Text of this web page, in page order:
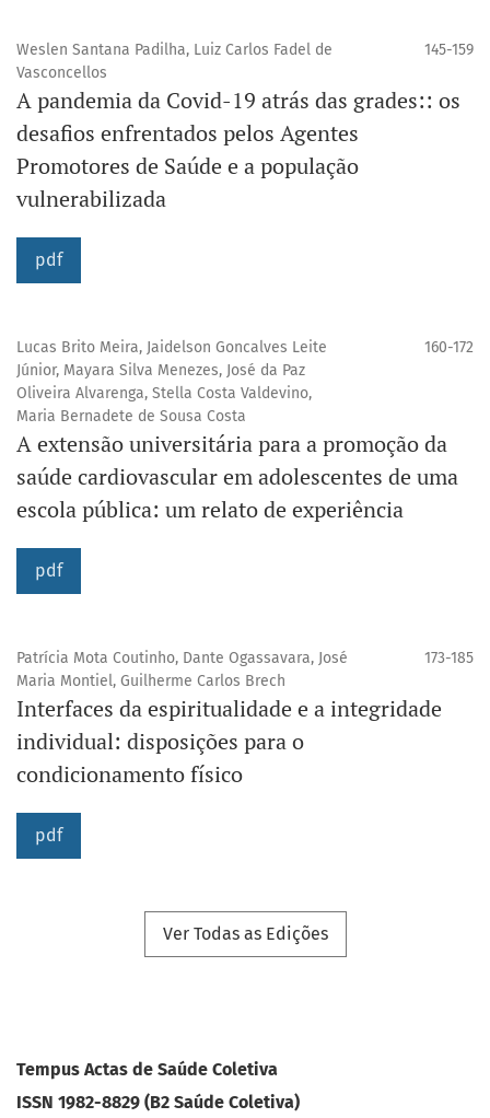
Weslen Santana Padilha, Luiz Carlos Fadel de
Vasconcellos
145-159
A pandemia da Covid-19 atrás das grades:: os
desafios enfrentados pelos Agentes
Promotores de Saúde e a população
vulnerabilizada
pdf
Lucas Brito Meira, Jaidelson Goncalves Leite
Júnior, Mayara Silva Menezes, José da Paz
Oliveira Alvarenga, Stella Costa Valdevino,
Maria Bernadete de Sousa Costa
160-172
A extensão universitária para a promoção da
saúde cardiovascular em adolescentes de uma
escola pública: um relato de experiência
pdf
Patrícia Mota Coutinho, Dante Ogassavara, José
Maria Montiel, Guilherme Carlos Brech
173-185
Interfaces da espiritualidade e a integridade
individual: disposições para o
condicionamento físico
pdf
Ver Todas as Edições
Tempus Actas de Saúde Coletiva
ISSN 1982-8829 (B2 Saúde Coletiva)